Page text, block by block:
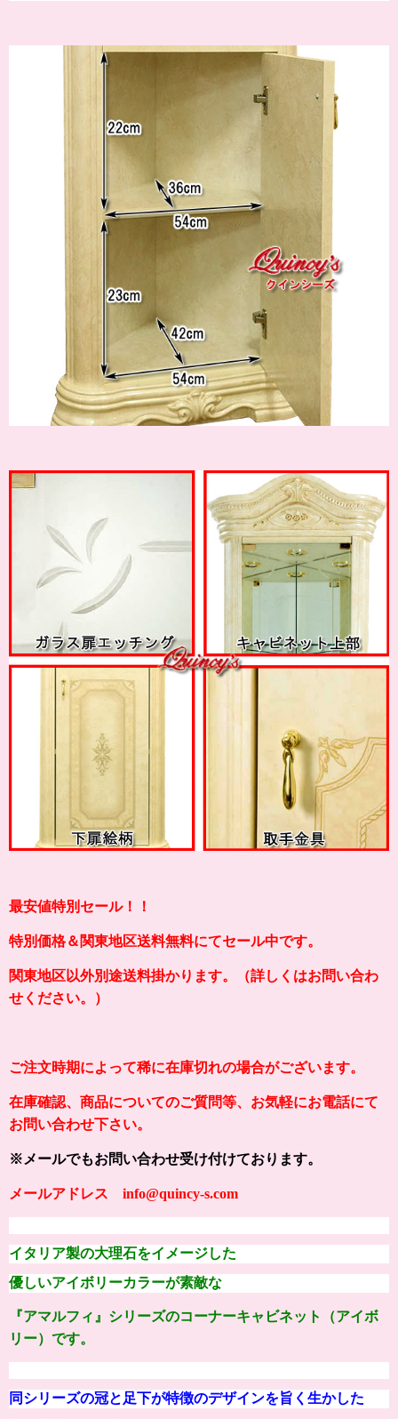
最安値特別セール！！
特別価格＆関東地区送料無料にてセール中です。
関東地区以外別途送料掛かります。（詳しくはお問い合わ
せください。）
ご注文時期によって稀に在庫切れの場合がございます。
在庫確認、商品についてのご質問等、お気軽にお電話にて
お問い合わせ下さい。
※メールでもお問い合わせ受け付けております。
メールアドレス info@quincy-s.com
イタリア製の大理石をイメージした
優しいアイボリーカラーが素敵な
『アマルフィ』シリーズのコーナーキャビネット（アイボ
リー）です。
同シリーズの冠と足下が特徴のデザインを旨く生かした